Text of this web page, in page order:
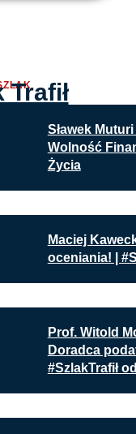
Sławek
Wolność
Życia
Maciej
oceniania! |
Prof. Witold
Doradca
#SzlakTrafił